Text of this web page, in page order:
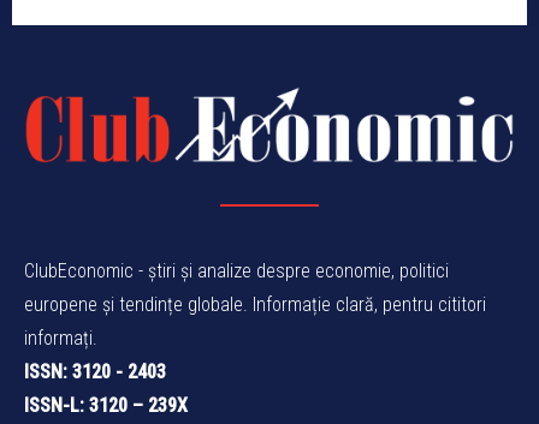
ClubEconomic - știri și analize despre economie, politici
europene și tendințe globale. Informație clară, pentru cititori
informați.
ISSN: 3120 - 2403
ISSN-L: 3120 – 239X